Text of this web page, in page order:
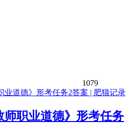
1079
师职业道德》形考任务